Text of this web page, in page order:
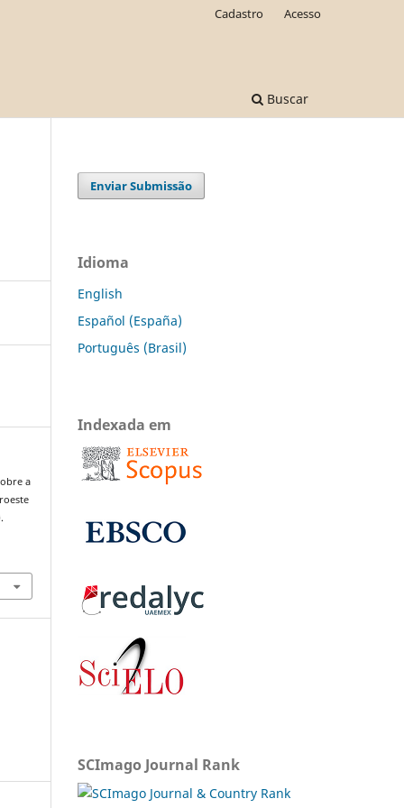
Buscar
Cadastro Acesso
a
Enviar Submissão
Idioma
English
Español (España)
Português (Brasil)
Indexada em
SCImago Journal Rank